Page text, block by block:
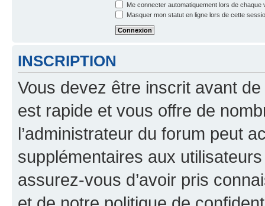
Me connecter automatiquement lors de chaque
Masquer mon statut en ligne lors de cette
INSCRIPTION
Vous devez être inscrit avant
est rapide et vous offre de
l’administrateur du forum peut
supplémentaires aux
assurez-vous d’avoir pris